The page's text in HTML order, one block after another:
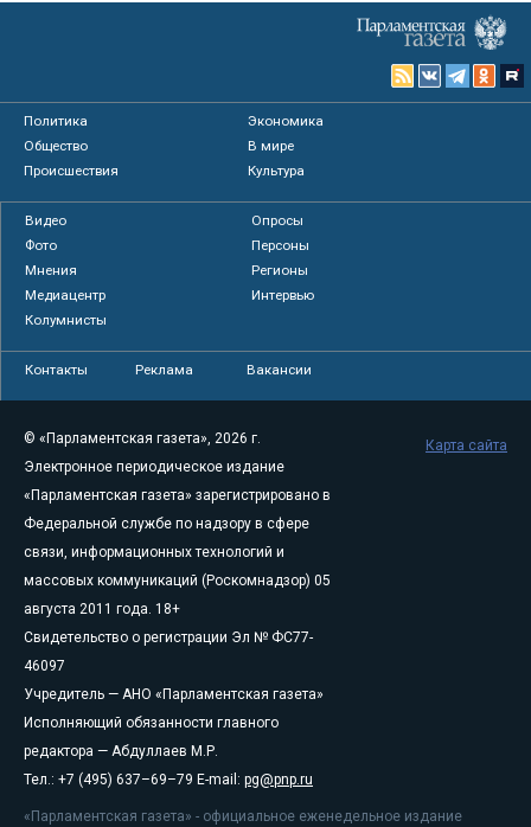
Политика
Экономика
Общество
В мире
Происшествия
Культура
Видео
Опросы
Фото
Персоны
Мнения
Регионы
Медиацентр
Интервью
Колумнисты
Контакты Реклама Вакансии
© «Парламентская газета», 2026 г.
Электронное периодическое издание
«Парламентская газета» зарегистрировано в
Федеральной службе по надзору в сфере
связи, информационных технологий и
массовых коммуникаций (Роскомнадзор) 05
августа 2011 года. 18+
Свидетельство о регистрации Эл № ФС77-
46097
Учредитель — АНО «Парламентская газета»
Исполняющий обязанности главного
редактора — Абдуллаев М.Р.
Тел.: +7 (495) 637–69–79 E-mail: pg@pnp.ru
«Парламентская газета» - официальное еженедельное издание
Карта сайта